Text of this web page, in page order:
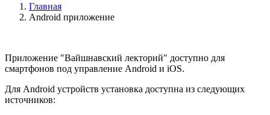
Главная
Android приложение
Приложение "Вайшнавский лекторий" доступно для
смартфонов под управление Android и iOS.
Для Android устройств установка доступна из следующих
источников: